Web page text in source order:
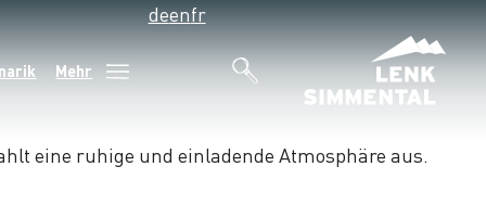
Mehr
deenfr